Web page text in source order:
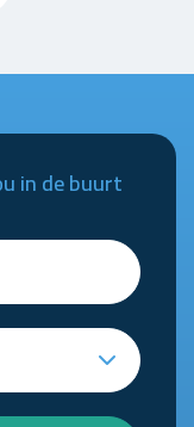
in de buurt